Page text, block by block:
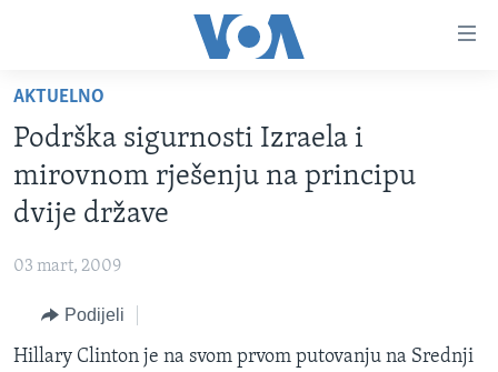
glavni
sadržaj
Pređi
na
glavnu
Idi
pretragu
TV PROGRAM
FOTOGRAFIJE DANA
VIJESTI
SJEDINJENE AMERIČKE DRŽAVE
BOSNA I HERCEGOVINA
SVIJET
NAUKA I TEHNOLOGIJA
SPECIJALNI PROJEKTI
KORUPCIJA
AKTUELNO
Podrška sigurnosti Izraela i
mirovnom rješenju na principu
dvije države
03 mart, 2009
Podijeli
Hillary Clinton je na svom prvom putovanju na Srednji